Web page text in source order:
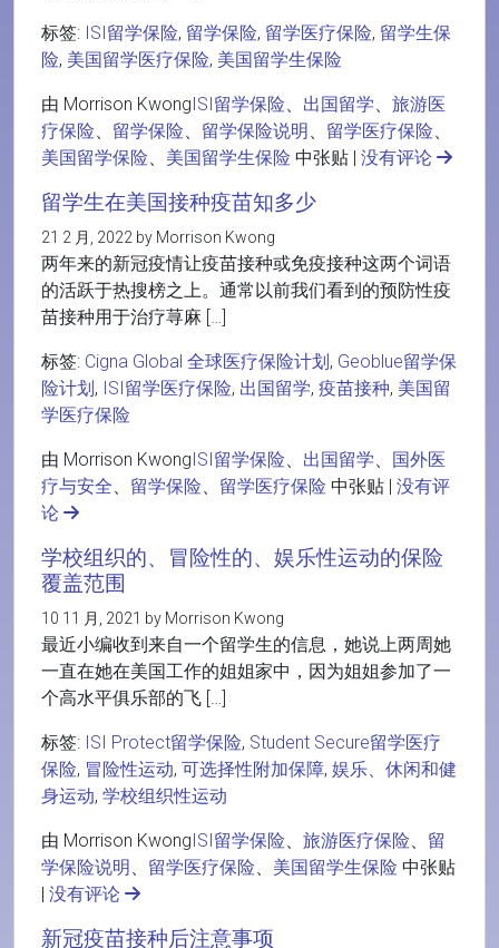
标签: ISI留学保险, 留学保险, 留学医疗保险, 留学生保
险, 美国留学医疗保险, 美国留学生保险
由 Morrison KwongISI留学保险、 出国留学、 旅游医
疗保险、 留学保险、 留学保险说明、 留学医疗保险、
美国留学保险、 美国留学生保险 中张贴 | 没有评论
留学生在美国接种疫苗知多少
21 2 月, 2022 by Morrison Kwong
两年来的新冠疫情让疫苗接种或免疫接种这两个词语
的活跃于热搜榜之上。通常以前我们看到的预防性疫
苗接种用于治疗荨麻 […]
标签: Cigna Global 全球医疗保险计划, Geoblue留学保
险计划, ISI留学医疗保险, 出国留学, 疫苗接种, 美国留
学医疗保险
由 Morrison KwongISI留学保险、 出国留学、 国外医
疗与安全、 留学保险、 留学医疗保险 中张贴 | 没有评
论
学校组织的、冒险性的、娱乐性运动的保险
覆盖范围
10 11 月, 2021 by Morrison Kwong
最近小编收到来自一个留学生的信息，她说上两周她
一直在她在美国工作的姐姐家中，因为姐姐参加了一
个高水平俱乐部的飞 […]
标签: ISI Protect留学保险, Student Secure留学医疗
保险, 冒险性运动, 可选择性附加保障, 娱乐、休闲和健
身运动, 学校组织性运动
由 Morrison KwongISI留学保险、 旅游医疗保险、 留
学保险说明、 留学医疗保险、 美国留学生保险 中张贴
| 没有评论
新冠疫苗接种后注意事项